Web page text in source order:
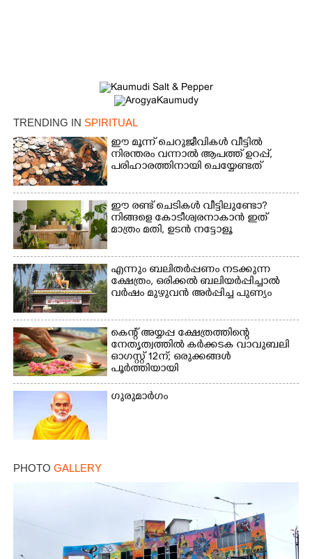
TRENDING IN SPIRITUAL
ഈ മൂന്ന് ചെറുജീവികൾ വീട്ടിൽ
നിരന്തരം വന്നാൽ ആപത്ത് ഉറപ്പ്,​
പരിഹാരത്തിനായി ചെയ്യേണ്ടത്
ഈ രണ്ട് ചെടികൾ വീട്ടിലുണ്ടോ?​
നിങ്ങളെ കോടീശ്വരനാകാൻ ഇത്
മാത്രം മതി,​ ഉടൻ നട്ടോളൂ
എന്നും ബലിതർപ്പണം നടക്കുന്ന
ക്ഷേത്രം,​ ഒരിക്കൽ ബലിയർപ്പിച്ചാൽ
വർഷം മുഴുവൻ അർപ്പിച്ച പുണ്യം
കെന്റ് അയ്യപ്പ ക്ഷേത്രത്തിന്റെ
നേതൃത്വത്തിൽ കർക്കടക വാവുബലി
ഓഗസ്റ്റ് 12ന്; ഒരുക്കങ്ങൾ
പൂർത്തിയായി
ഗുരുമാർഗം
PHOTO GALLERY
Share this link